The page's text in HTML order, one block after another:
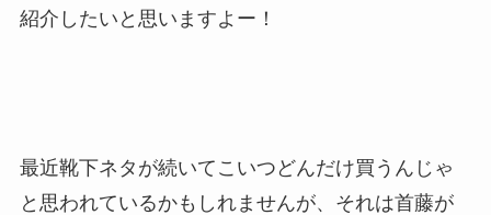
紹介したいと思いますよー！
最近靴下ネタが続いてこいつどんだけ買うんじゃ
と思われているかもしれませんが、それは首藤が